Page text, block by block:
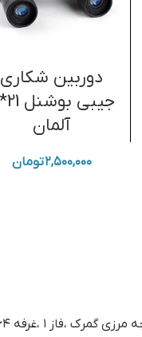
دوربین شکاری
آلمان
۲,۵۰۰,۰۰۰تومان
گمرك ،فاز ١ ،غرفه ٦٤